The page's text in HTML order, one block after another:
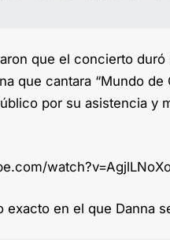
que el concierto
que cantara “Mundo
por su asistencia y
exacto en el que Danna